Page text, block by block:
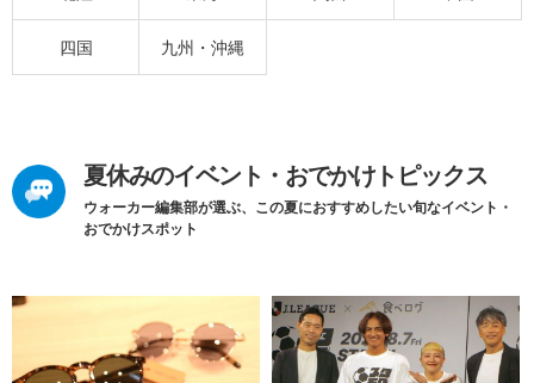
四国 九州・沖縄
夏休みのイベント・おでかけトピックス
ウォーカー編集部が選ぶ、この夏におすすめしたい旬なイベント・
おでかけスポット